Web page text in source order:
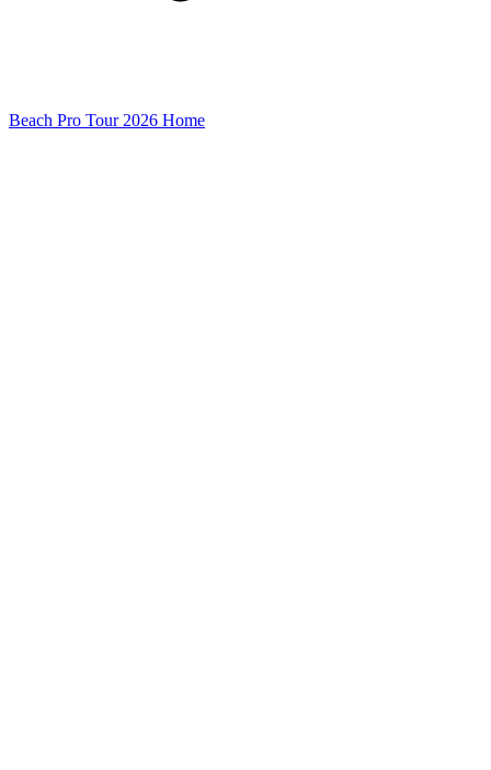
Beach Pro Tour 2026 Home